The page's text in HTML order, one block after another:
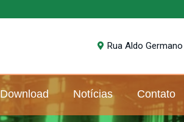
Rua Aldo
Download Notícias Contato